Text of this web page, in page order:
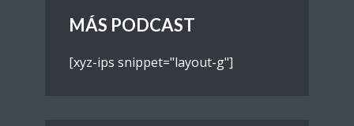
MÁS PODCAST
[xyz-ips snippet="layout-g"]